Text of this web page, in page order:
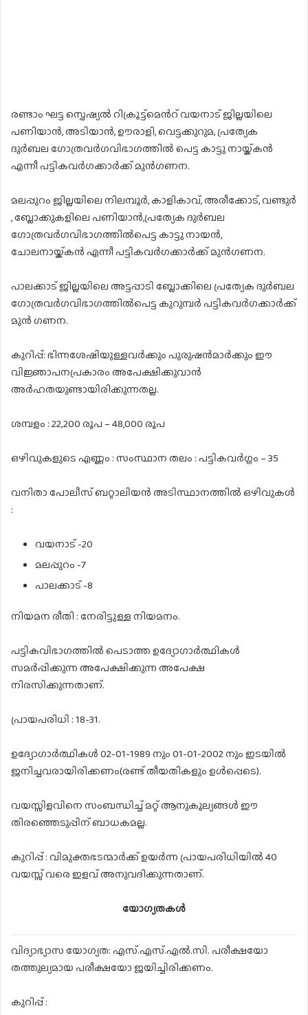
രണ്ടാം ഘട്ട സ്പെഷ്യൽ റിക്രൂട്ട്മെൻറ് വയനാട് ജില്ലയിലെ
പണിയാൻ, അടിയാൻ, ഊരാളി, വെട്ടക്കുറുമ, പ്രത്യേക
ദുർബല ഗോത്രവർഗവിഭാഗത്തിൽ പെട്ട കാട്ടു നായ്ക്കൻ
എന്നീ പട്ടികവർഗക്കാർക്ക് മുൻഗണന.
മലപ്പുറം ജില്ലയിലെ നിലമ്പൂർ, കാളികാവ്, അരീക്കോട്, വണ്ടുർ
, ബ്ലോക്കുകളിലെ പണിയാൻ,പ്രത്യേക ദുർബല
ഗോത്രവർഗവിഭാഗത്തിൽപെട്ട കാട്ടു നായൻ,
ചോലനായ്ക്കൻ എന്നീ പട്ടികവർഗക്കാർക്ക് മുൻഗണന.
പാലക്കാട് ജില്ലയിലെ അട്ടപ്പാടി ബ്ലോക്കിലെ പ്രത്യേക ദുർബല
ഗോത്രവർഗവിഭാഗത്തിൽപെട്ട കുറുമ്പർ പട്ടികവർഗക്കാർക്ക്
മുൻ ഗണന.
കുറിപ്പ്: ഭിന്നശേഷിയുള്ളവർക്കും പുരുഷൻമാർക്കും ഈ
വിജ്ഞാപനപ്രകാരം അപേക്ഷിക്കുവാൻ
അർഹതയുണ്ടായിരിക്കുന്നതല്ല.
ശമ്പളം : 22,200 രൂപ – 48,000 രൂപ
ഒഴിവുകളുടെ എണ്ണം : സംസ്ഥാന തലം : പട്ടികവർഗ്ഗം – 35
വനിതാ പോലീസ് ബറ്റാലിയൻ അടിസ്ഥാനത്തിൽ ഒഴിവുകൾ
:
വയനാട് -20
മലപ്പുറം -7
പാലക്കാട് -8
നിയമന രീതി : നേരിട്ടുള്ള നിയമനം.
പട്ടികവിഭാഗത്തിൽ പെടാത്ത ഉദ്യോഗാർത്ഥികൾ
സമർപ്പിക്കുന്ന അപേക്ഷിക്കുന്ന അപേക്ഷ
നിരസിക്കുന്നതാണ്.
പ്രായപരിധി : 18-31.
ഉദ്യോഗാർത്ഥികൾ 02-01-1989 നും 01-01-2002 നും ഇടയിൽ
ജനിച്ചവരായിരിക്കണം(രണ്ട് തീയതികളും ഉൾപ്പെടെ).
വയസ്സിളവിനെ സംബന്ധിച്ച് മറ്റ് ആനുകൂല്യങ്ങൾ ഈ
തിരഞ്ഞെടുപ്പിന് ബാധകമല്ല.
കുറിപ്പ് : വിമുക്തഭടന്മാർക്ക് ഉയർന്ന പ്രായപരിധിയിൽ 40
വയസ്സ് വരെ ഇളവ്‌ അനുവദിക്കുന്നതാണ്.
യോഗ്യതകൾ
വിദ്യാഭ്യാസ യോഗ്യത: എസ്.എസ്.എൽ.സി. പരീക്ഷയോ
തത്തുല്യമായ പരീക്ഷയോ ജയിച്ചിരിക്കണം.
കുറിപ്പ് :